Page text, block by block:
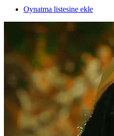
Oynatma listesine ekle